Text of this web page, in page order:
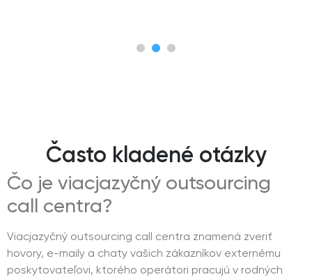
Často kladené otázky
Čo je viacjazyčný outsourcing
call centra?
Viacjazyčný outsourcing call centra znamená zveriť
hovory, e-maily a chaty vašich zákazníkov externému
poskytovateľovi, ktorého operátori pracujú v rodných